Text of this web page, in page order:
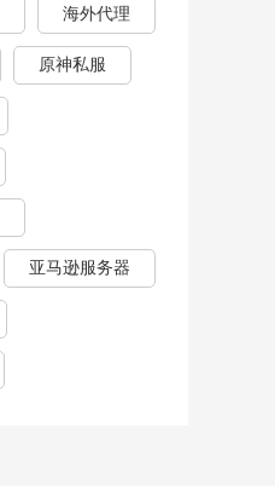
海外代理
原神私服
亚马逊服务器